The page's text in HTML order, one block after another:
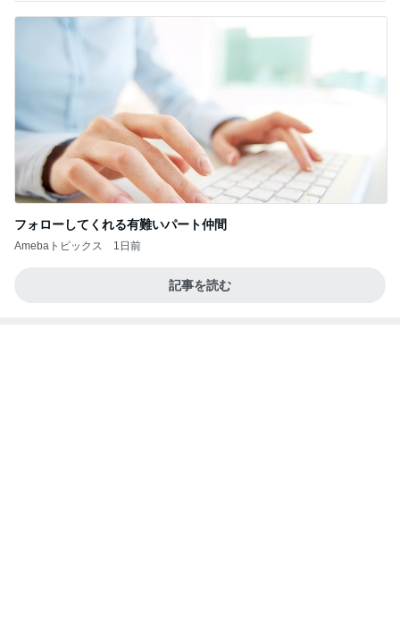
フォローしてくれる有難いパート仲間
Amebaトピックス 1日前
記事を読む